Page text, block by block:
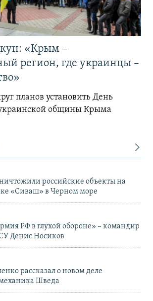
«Крым –
регион, где украинцы –
планов установить День
общины Крыма
российские объекты на
«Сиваш» в Черном море
РФ в глухой обороне» – командир
Денис Носиков
рассказал о новом деле
Шведа